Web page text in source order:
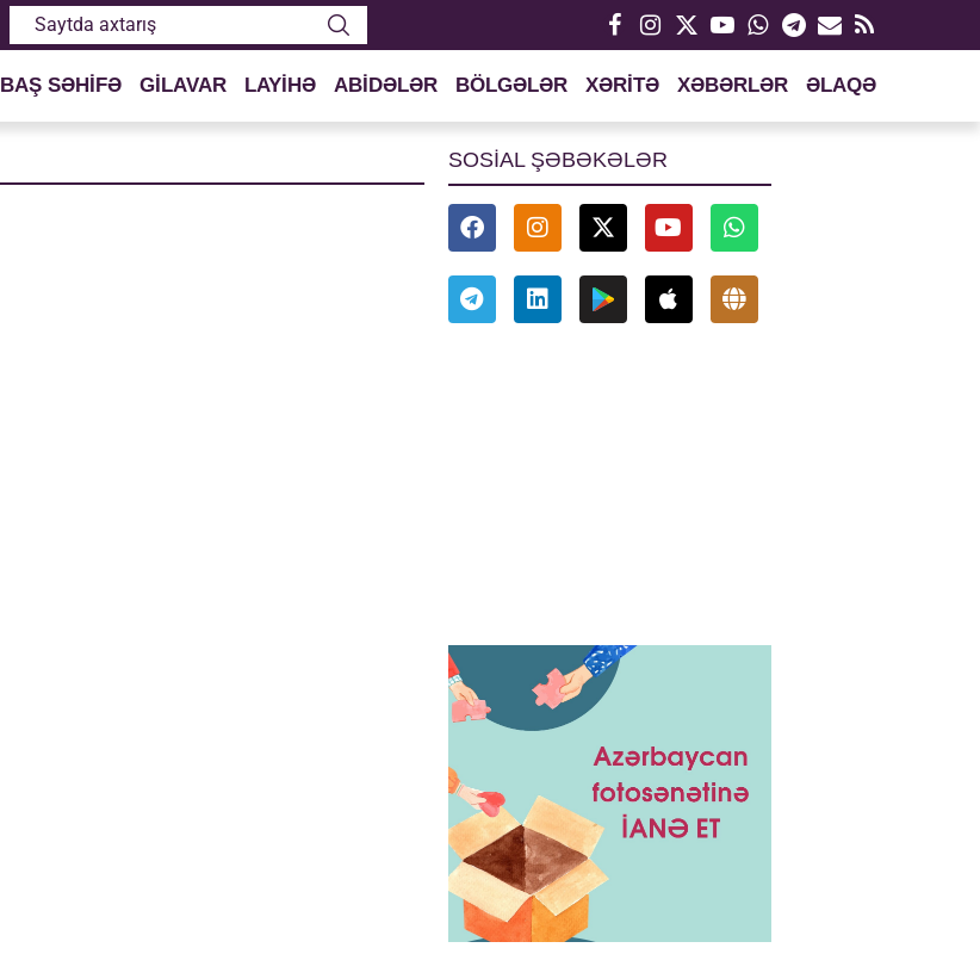
BAŞ SƏHİFƏ GİLAVAR LAYİHƏ ABİDƏLƏR BÖLGƏLƏR XƏRİTƏ XƏBƏRLƏR ƏLAQƏ
SOSİAL ŞƏBƏKƏLƏR